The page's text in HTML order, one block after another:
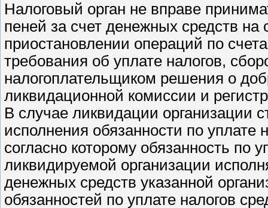
Налоговый орган не вправе
пеней за счет денежных средств на
приостановлении операций по
требования об уплате налогов,
налогоплательщиком решения о
ликвидационной комиссии и
В случае ликвидации организации
исполнения обязанности по
согласно которому обязанность по
ликвидируемой организации
денежных средств указанной
обязанностей по уплате налогов